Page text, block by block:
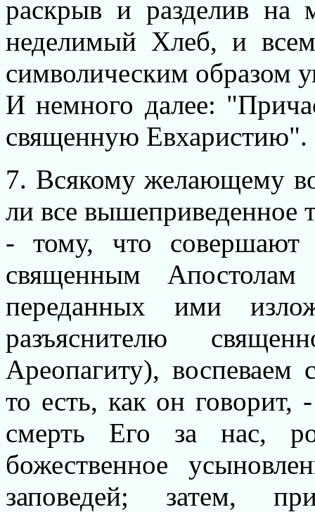
раскрыв и разделив на
неделимый Хлеб, и
символическим образом
И немного далее:
священную Евхаристию".
7. Всякому желающему
ли все вышеприведенное
- тому, что совершают
священным
переданных ими
разъяснителю
Ареопагиту), воспеваем
то есть, как он говорит,
смерть Его за нас,
божественное
заповедей; затем,